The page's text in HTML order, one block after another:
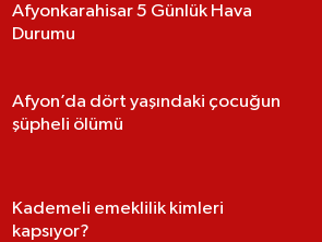
Afyonkarahisar 5 Günlük Hava
Durumu
Afyon’da dört yaşındaki çocuğun
şüpheli ölümü
Kademeli emeklilik kimleri
kapsıyor?